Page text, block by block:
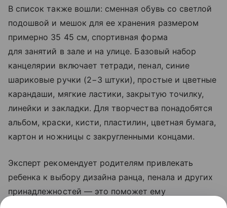
В список также вошли: сменная обувь со светлой
подошвой и мешок для ее хранения размером
примерно 35 45 см, спортивная форма
для занятий в зале и на улице. Базовый набор
канцелярии включает тетради, пенал, синие
шариковые ручки (2−3 штуки), простые и цветные
карандаши, мягкие ластики, закрытую точилку,
линейки и закладки. Для творчества понадобятся
альбом, краски, кисти, пластилин, цветная бумага,
картон и ножницы с закругленными концами.
Эксперт рекомендует родителям привлекать
ребенка к выбору дизайна ранца, пенала и других
принадлежностей — это поможет ему